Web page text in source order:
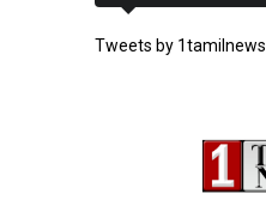
Tweets by 1tamilnews